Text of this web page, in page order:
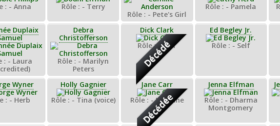
: - Anna
Rôle : - Terry
Rôle : - Pete's Girl
Rôle : - Pamela
Duplaix
: - Laura
Debra
Christofferson
Rôle : - Marilyn
Peters
Dick Clark
Décédé
Rôle : - Self
Ed Begley Jr.
Rôle : - Self
Wyner
: - Herb
Holly Gagnier
Rôle : - Tina (voice)
Jane Carr
Décédée
Rôle : - Lorraine
Jenna Elfman
Rôle : - Dharma
Montgomery